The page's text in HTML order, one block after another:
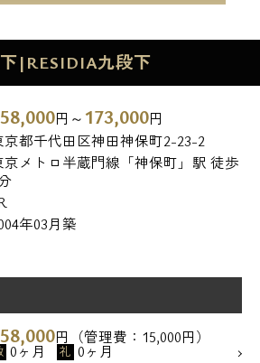
|RESIDIA九段下
円～ 173,000円
京都千代田区神田神保町2-23-2
京メトロ半蔵門線「神保町」駅 徒歩
年03月築
円（管理費：15,000円）
0ヶ月 礼 0ヶ月